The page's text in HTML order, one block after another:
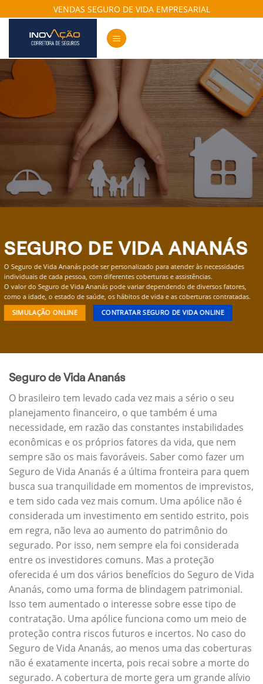
to
content
VENDAS SEGURO DE VIDA EMPRESARIAL
SEGURO DE VIDA ANANÁS
O Seguro de Vida Ananás pode ser personalizado para atender às necessidades
individuais de cada pessoa, com diferentes coberturas e assistências.
O valor do Seguro de Vida Ananás pode variar dependendo de diversos fatores,
como a idade, o estado de saúde, os hábitos de vida e as coberturas contratadas.
SIMULAÇÃO ONLINE CONTRATAR SEGURO DE VIDA ONLINE
Seguro de Vida Ananás
O brasileiro tem levado cada vez mais a sério o seu
planejamento financeiro, o que também é uma
necessidade, em razão das constantes instabilidades
econômicas e os próprios fatores da vida, que nem
sempre são os mais favoráveis. Saber como fazer um
Seguro de Vida Ananás é a última fronteira para quem
busca sua tranquilidade em momentos de imprevistos,
e tem sido cada vez mais comum. Uma apólice não é
considerada um investimento em sentido estrito, pois
em regra, não leva ao aumento do patrimônio do
segurado. Por isso, nem sempre ela foi considerada
entre os investidores comuns. Mas a proteção
oferecida é um dos vários benefícios do Seguro de Vida
Ananás, como uma forma de blindagem patrimonial.
Isso tem aumentado o interesse sobre esse tipo de
contratação. Uma apólice funciona como um meio de
proteção contra riscos futuros e incertos. No caso do
Seguro de Vida Ananás, ao menos uma das coberturas
não é exatamente incerta, pois recai sobre a morte do
segurado. A cobertura de morte gera um grande alívio